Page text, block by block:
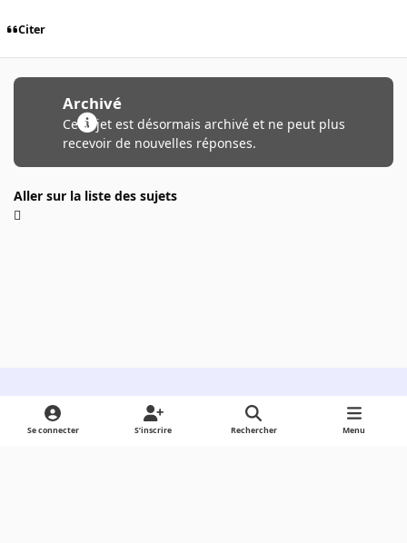
Citer
Archivé
Ce sujet est désormais archivé et ne peut plus
recevoir de nouvelles réponses.
Aller sur la liste des sujets
Light ModeDark ModeSystem Preference
Se connecter S’inscrire Rechercher Menu